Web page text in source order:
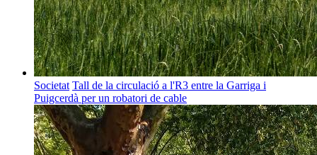
Societat Tall de la circulació a l'R3 entre la Garriga i
Puigcerdà per un robatori de cable